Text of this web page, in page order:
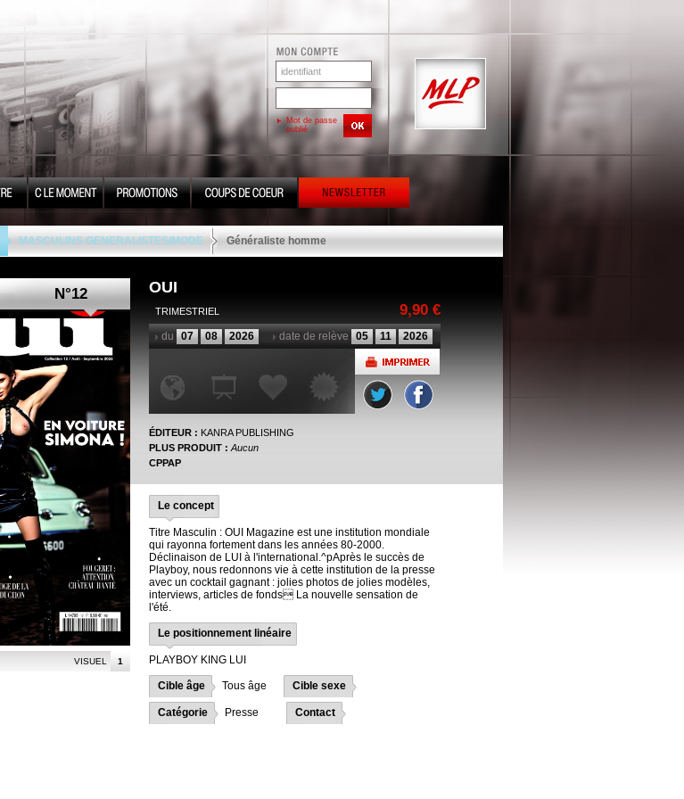
Mot de passe
oublié
MASCULINS GENERALISTES/MODE Généraliste homme
N°12
1
VISUEL
OUI
9,90 €
TRIMESTRIEL
du 07 08 2026 date de relève 05 11 2026
ÉDITEUR : KANRA PUBLISHING
PLUS PRODUIT : Aucun
CPPAP
Le concept
Titre Masculin : OUI Magazine est une institution mondiale
qui rayonna fortement dans les années 80-2000.
Déclinaison de LUI à l'international.^pAprès le succès de
Playboy, nous redonnons vie à cette institution de la presse
avec un cocktail gagnant : jolies photos de jolies modèles,
interviews, articles de fonds La nouvelle sensation de
l'été.
Le positionnement linéaire
PLAYBOY KING LUI
Cible âge Tous âge Cible sexe
Catégorie Presse Contact